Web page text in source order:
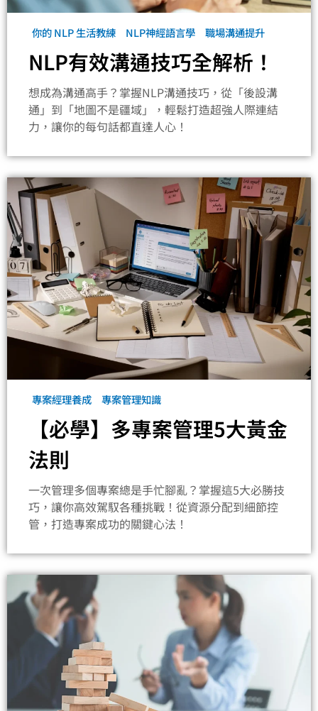
你的 NLP 生活教練 NLP神經語言學 職場溝通提升
NLP有效溝通技巧全解析！
想成為溝通高手？掌握NLP溝通技巧，從「後設溝
通」到「地圖不是疆域」，輕鬆打造超強人際連結
力，讓你的每句話都直達人心！
專案經理養成 專案管理知識
【必學】多專案管理5大黃金
法則
一次管理多個專案總是手忙腳亂？掌握這5大必勝技
巧，讓你高效駕馭各種挑戰！從資源分配到細節控
管，打造專案成功的關鍵心法！